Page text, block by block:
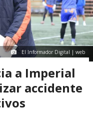
El Informador Digital | web
a Imperial
accidente